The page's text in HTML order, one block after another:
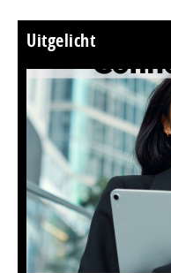
Uitgelicht